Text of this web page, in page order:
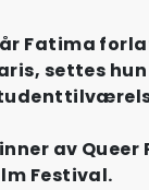
Fatima
settes
av
Festival.